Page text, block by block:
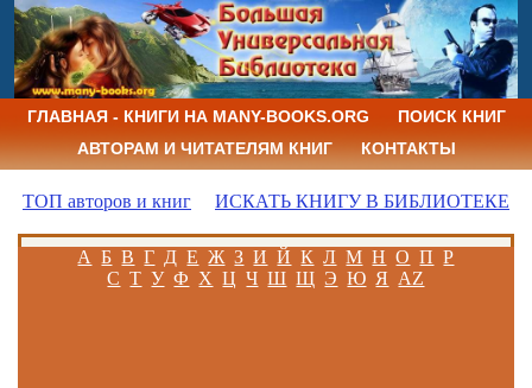
ГЛАВНАЯ - КНИГИ НА MANY-BOOKS.ORG
ПОИСК КНИГ
АВТОРАМ И ЧИТАТЕЛЯМ КНИГ
КОНТАКТЫ
ТОП авторов и книг ИСКАТЬ КНИГУ В БИБЛИОТЕКЕ
А Б В Г Д Е Ж З И Й К Л М Н О П Р
С Т У Ф Х Ц Ч Ш Щ Э Ю Я AZ